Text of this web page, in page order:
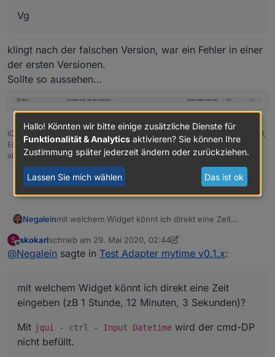
Vg
klingt nach der falschen Version, war ein Fehler in einer
der ersten Versionen.
Sollte so aussehen...
IOBroker mit Proxmox auf Celeron Nuc mit 16 GB und Debian11, Sonos API,
Echo Show 15 als Wandtablet, Homematic IP, HUE, Sonos, Echos, DS718+
als Backup
0
Negaleinmit welchem Widget könnt ich direkt eine Zeit
Mitjqui - ctrl - Input Datetime
cmd-DP nicht befüllt.
S
Offline
skokarlschrieb am 29. Mai 2020, 02:44
zuletzt editiert von skokarl
@Negalein sagte in Test Adapter mytime v0.1.x:
mit welchem Widget könnt ich direkt eine Zeit
eingeben (zB 1 Stunde, 12 Minuten, 3 Sekunden)?
Mit jqui - ctrl - Input Datetime wird der cmd-DP
nicht befüllt.
Hallo! Könnten wir bitte einige zusätzliche Dienste für
Funktionalität & Analytics aktivieren? Sie können Ihre
Zustimmung später jederzeit ändern oder zurückziehen.
Lassen Sie mich wählen Das ist ok